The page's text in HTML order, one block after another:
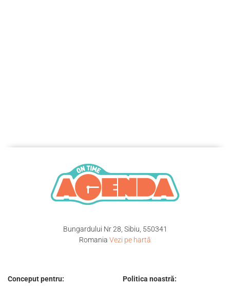
Bungardului Nr 28, Sibiu, 550341
Romania Vezi pe hartă
Conceput pentru:
Politica noastră: